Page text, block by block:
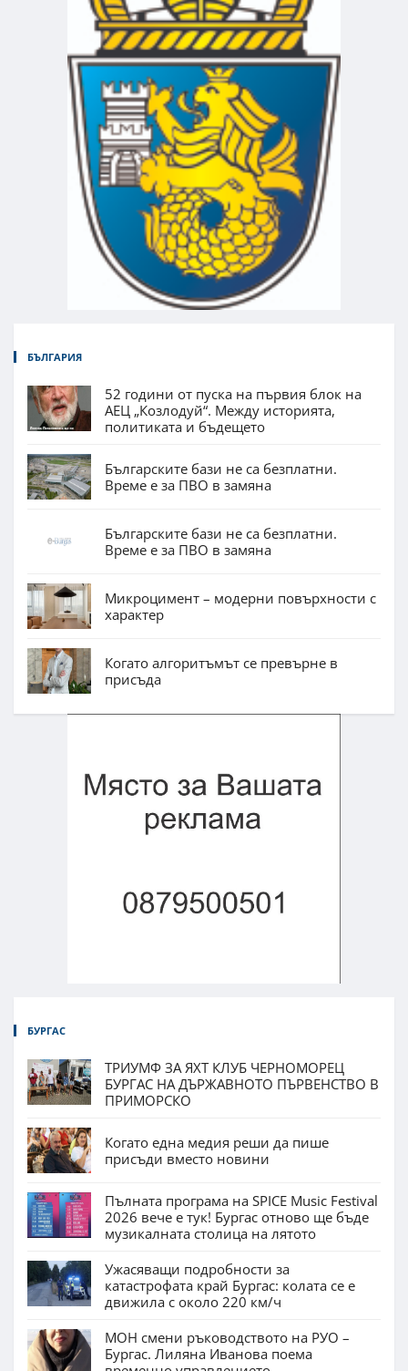
БЪЛГАРИЯ
52 години от пуска на първия блок на
АЕЦ „Козлодуй“. Между историята,
политиката и бъдещето
Българските бази не са безплатни.
Време е за ПВО в замяна
Българските бази не са безплатни.
Време е за ПВО в замяна
Микроцимент – модерни повърхности с
характер
Когато алгоритъмът се превърне в
присъда
БУРГАС
ТРИУМФ ЗА ЯХТ КЛУБ ЧЕРНОМОРЕЦ
БУРГАС НА ДЪРЖАВНОТО ПЪРВЕНСТВО В
ПРИМОРСКО
Когато една медия реши да пише
присъди вместо новини
Пълната програма на SPICE Music Festival
2026 вече е тук! Бургас отново ще бъде
музикалната столица на лятото
Ужасяващи подробности за
катастрофата край Бургас: колата се е
движила с около 220 км/ч
МОН смени ръководството на РУО –
Бургас. Лиляна Иванова поема